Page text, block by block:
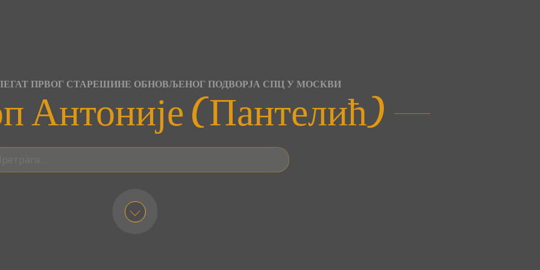
ПРВОГ СТАРЕШИНЕ ОБНОВЉЕНОГ ПОДВОРЈА СПЦ У МОСКВИ
Антоније (Пантелић)